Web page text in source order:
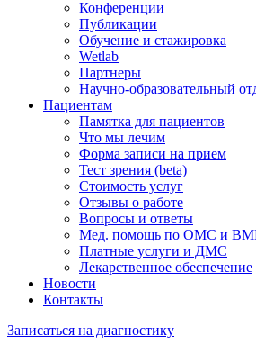
Конференции
Публикации
Обучение и стажировка
Wetlab
Партнеры
Научно-образовательный
Пациентам
Памятка для пациентов
Что мы лечим
Форма записи на прием
Тест зрения (beta)
Стоимость услуг
Отзывы о работе
Вопросы и ответы
Мед. помощь по ОМС и
Платные услуги и ДМС
Лекарственное обеспечение
Новости
Контакты
Записаться на диагностику